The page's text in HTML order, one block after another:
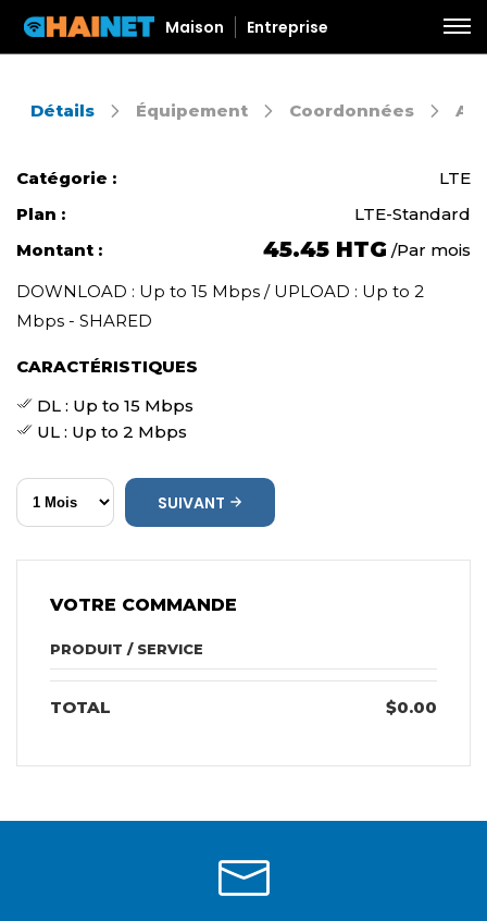
Maison Entreprise
Détails Équipement Coordonnées
Catégorie :
LTE
Plan :
LTE-Standard
Montant :
45.45 HTG /Par mois
DOWNLOAD : Up to 15 Mbps / UPLOAD : Up to 2
Mbps - SHARED
CARACTÉRISTIQUES
DL : Up to 15 Mbps
UL : Up to 2 Mbps
SUIVANT
VOTRE COMMANDE
PRODUIT / SERVICE
TOTAL $0.00